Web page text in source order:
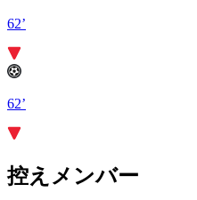
62’
62’
控えメンバー